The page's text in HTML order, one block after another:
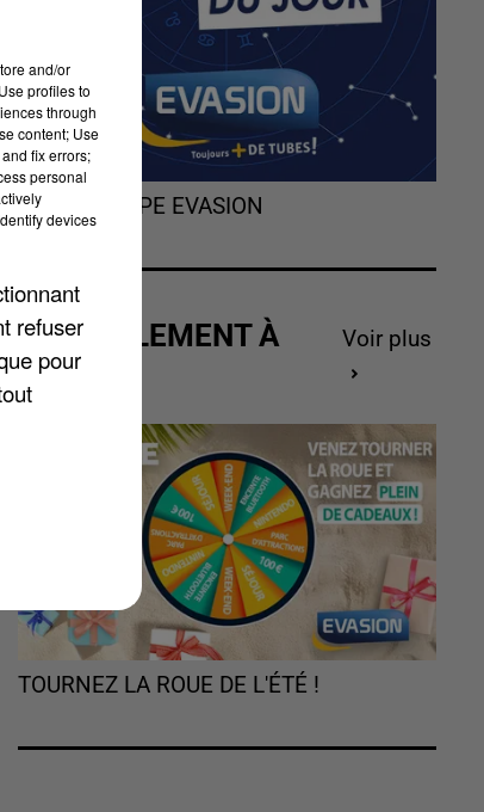
L'HOROSCOPE EVASION
ACTUELLEMENT À
GAGNER
Voir plus
TOURNEZ LA ROUE DE L'ÉTÉ !
and/or
profiles to
through
content; Use
fix errors;
personal
devices
refuser
pour